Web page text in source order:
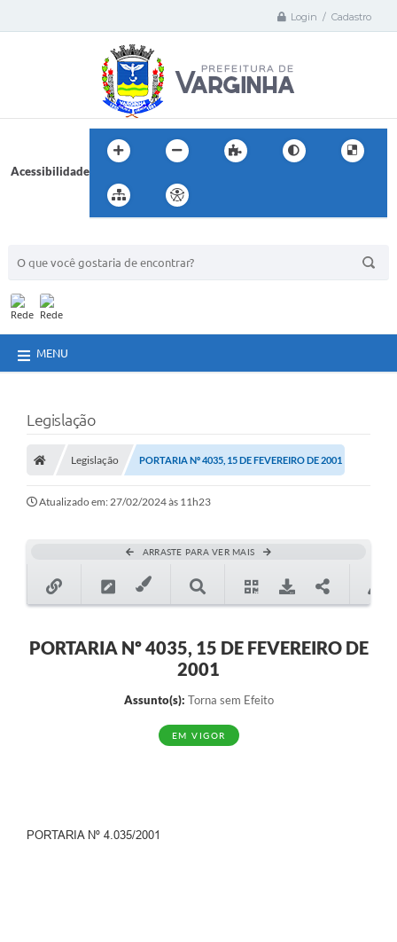
Login / Cadastro
Acessibilidade
MENU
Legislação
Legislação PORTARIA Nº 4035, 15 DE FEVEREIRO DE 2001
Atualizado em: 27/02/2024 às 11h23
ARRASTE PARA VER MAIS
PORTARIA Nº 4035, 15 DE FEVEREIRO DE
2001
Assunto(s): Torna sem Efeito
EM VIGOR
PORTARIA Nº 4.035/2001